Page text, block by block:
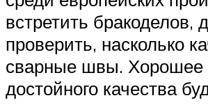
встретить бракоделов,
проверить, насколько
сварные швы. Хорошее
достойного качества